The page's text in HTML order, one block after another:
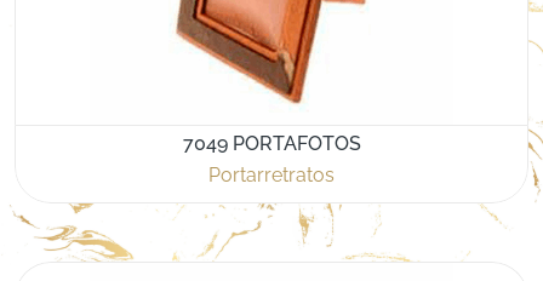
7049 PORTAFOTOS
Portarretratos